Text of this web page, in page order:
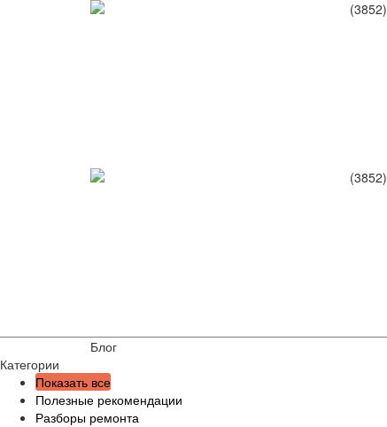
(3852)
(3852)
Блог
Категории
Показать все
Полезные рекомендации
Разборы ремонта